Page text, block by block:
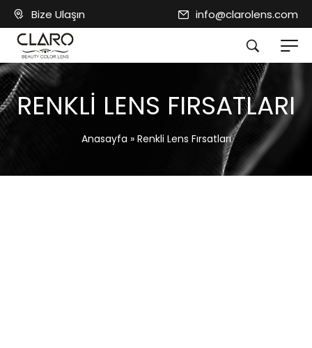
Bize Ulaşın info@clarolens.com
RENKLI LENS FIRSATLARI
Anasayfa » Renkli Lens Fırsatları